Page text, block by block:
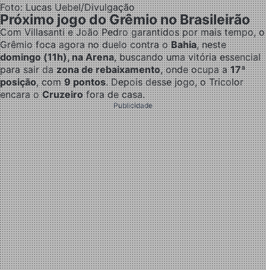
Foto: Lucas Uebel/Divulgação
Próximo jogo do Grêmio no Brasileirão
Com Villasanti e João Pedro garantidos por mais tempo, o
Grêmio foca agora no duelo contra oBahia, neste
domingo (11h), na Arena, buscando uma vitória essencial
para sair dazona de rebaixamento, onde ocupa a17ª
posição, com9 pontos. Depois desse jogo, o Tricolor
encara oCruzeirofora de casa.
Publicidade